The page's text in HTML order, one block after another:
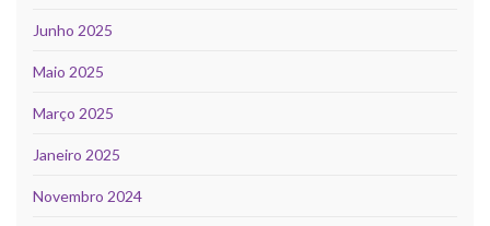
Junho 2025
Maio 2025
Março 2025
Janeiro 2025
Novembro 2024